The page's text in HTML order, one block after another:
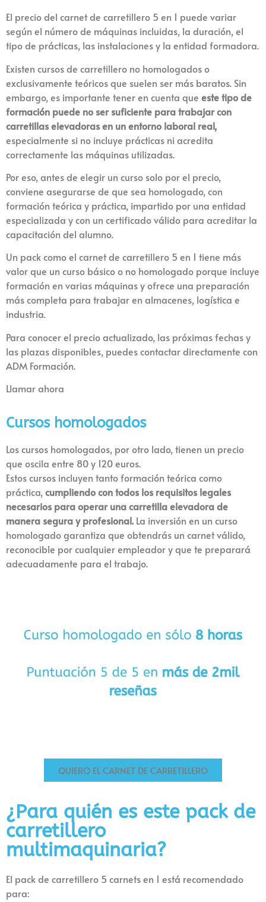
El precio del carnet de carretillero 5 en 1 puede variar
según el número de máquinas incluidas, la duración, el
tipo de prácticas, las instalaciones y la entidad formadora.
Existen cursos de carretillero no homologados o
exclusivamente teóricos que suelen ser más baratos. Sin
embargo, es importante tener en cuenta que este tipo de
formación puede no ser suficiente para trabajar con
carretillas elevadoras en un entorno laboral real,
especialmente si no incluye prácticas ni acredita
correctamente las máquinas utilizadas.
Por eso, antes de elegir un curso solo por el precio,
conviene asegurarse de que sea homologado, con
formación teórica y práctica, impartido por una entidad
especializada y con un certificado válido para acreditar la
capacitación del alumno.
Un pack como el carnet de carretillero 5 en 1 tiene más
valor que un curso básico o no homologado porque incluye
formación en varias máquinas y ofrece una preparación
más completa para trabajar en almacenes, logística e
industria.
Para conocer el precio actualizado, las próximas fechas y
las plazas disponibles, puedes contactar directamente con
ADM Formación.
Llamar ahora
Cursos homologados
Los cursos homologados, por otro lado, tienen un precio
que oscila entre 80 y 120 euros.
Estos cursos incluyen tanto formación teórica como
práctica,cumpliendo con todos los requisitos legales
necesarios para operar una carretilla elevadora de
manera segura y profesional.La inversión en un curso
homologado garantiza que obtendrás un carnet válido,
reconocible por cualquier empleador y que te preparará
adecuadamente para el trabajo.
QUIERO EL CARNET DE CARRETILLERO
¿Para quién es este pack de
carretillero
multimaquinaria?
El pack de carretillero 5 carnets en 1 está recomendado
para: